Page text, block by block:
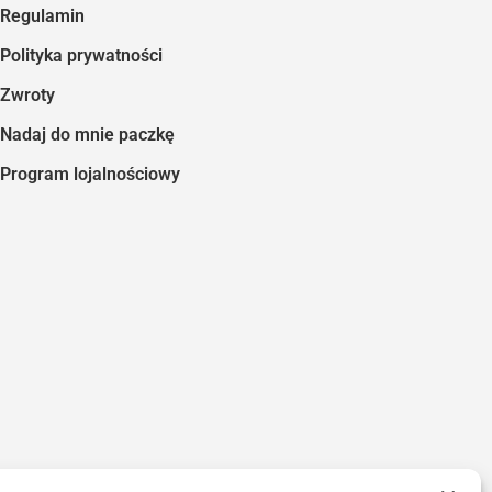
Regulamin
Polityka prywatności
Zwroty
Nadaj do mnie paczkę
Program lojalnościowy